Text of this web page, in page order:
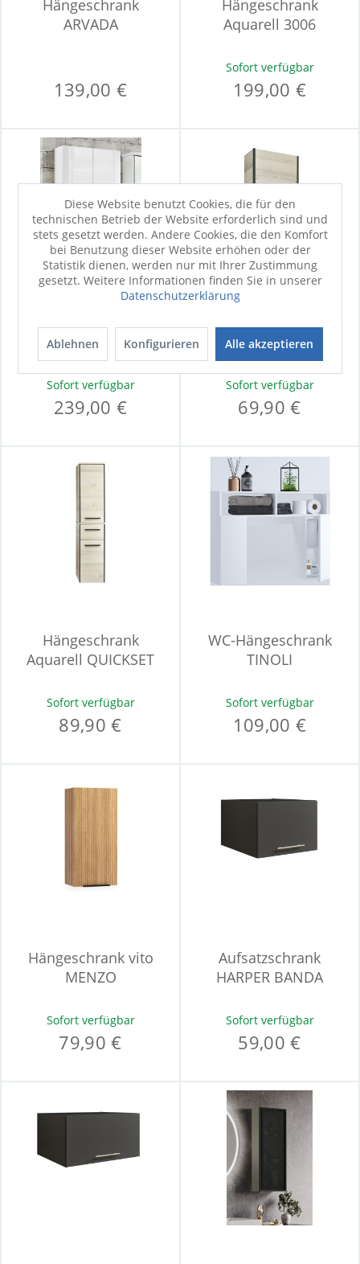
Hängeschrank
ARVADA
139,00 €
Hängeschrank
Aquarell 3006
Sofort verfügbar
199,00 €
Hängeschrank
Aquarell 3006
Sofort verfügbar
239,00 €
Hängeschrank
Aquarell QUICKSET
396
Sofort verfügbar
69,90 €
Hängeschrank
Aquarell QUICKSET
Sofort verfügbar
89,90 €
WC-Hängeschrank
TINOLI
Sofort verfügbar
109,00 €
Hängeschrank vito
MENZO
Sofort verfügbar
79,90 €
Aufsatzschrank
HARPER BANDA
Sofort verfügbar
59,00 €
Diese Website benutzt Cookies, die für den
technischen Betrieb der Website erforderlich sind und
stets gesetzt werden. Andere Cookies, die den Komfort
bei Benutzung dieser Website erhöhen oder der
Statistik dienen, werden nur mit Ihrer Zustimmung
gesetzt. Weitere Informationen finden Sie in unserer
Datenschutzerklärung
Ablehnen Konfigurieren Alle akzeptieren